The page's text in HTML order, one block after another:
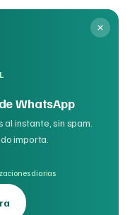
WhatsApp
instante, sin spam.
importa.
diarias